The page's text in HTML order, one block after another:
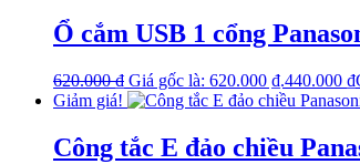
Ổ cắm USB 1 cổng
620.000₫ Giá gốc là: 620.000 ₫.440.000 ₫
Giảm giá!
Công tắc E đảo chiều